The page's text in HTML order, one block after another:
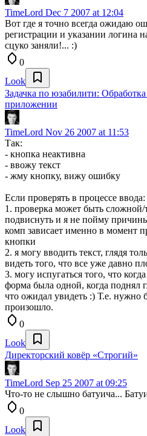
TimeLord Dec 7 2007 at 12:04
Вот где я точно всегда ожидаю
регистрации и указании логина
сцуко заняли!... :)
0
Look
Задачка по юзабилити:
приложении
TimeLord Nov 26 2007 at 11:53
Так:
- кнопка неактивна
- ввожу текст
- жму кнопку, вижу ошибку
Если проверять в процессе ввода:
1. проверка может быть
подвиснуть и я не пойму
комп зависает именно в момент
кнопки
2. я могу вводить текст, глядя
видеть того, что все уже давно
3. могу испугаться того, что
форма была одной, когда поднял
что ожидал увидеть :) Т.е. нужно
произошло.
0
Look
Директорский ковёр «Строгий»
TimeLord Sep 25 2007 at 09:25
Что-то не слышно батуича...
0
Look